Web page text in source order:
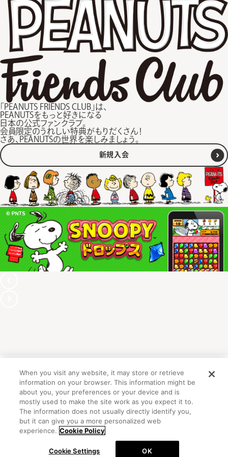
「PEANUTS FRIENDS CLUB」は、
PEANUTSをもっと好きになる
日本の公式ファンクラブ。
会員限定のうれしい特典がもりだくさん！
さあ、PEANUTSの世界を楽しみましょう。
新規入会
初めての方向けガイド
Cookie Settings
When you visit any website, it may store or retrieve
information on your browser. This information might be
about you, your preferences or your device and is
mostly used to make the site work as you expect it to.
The information does not usually directly identify you,
but it can give you a more personalized web
experience. Cookie Policy
Cookie Settings OK